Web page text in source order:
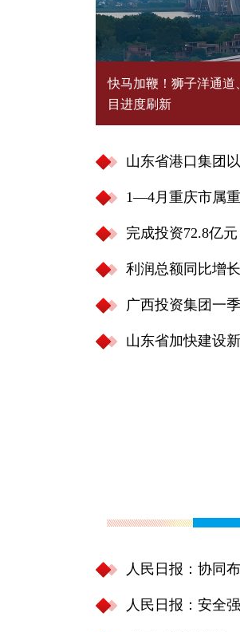
山东省港口集团
1—4月重庆市属
完成投资72.8亿
利润总额同比增
广西投资集团一
山东省加快建设
人民日报：协同
人民日报：安全